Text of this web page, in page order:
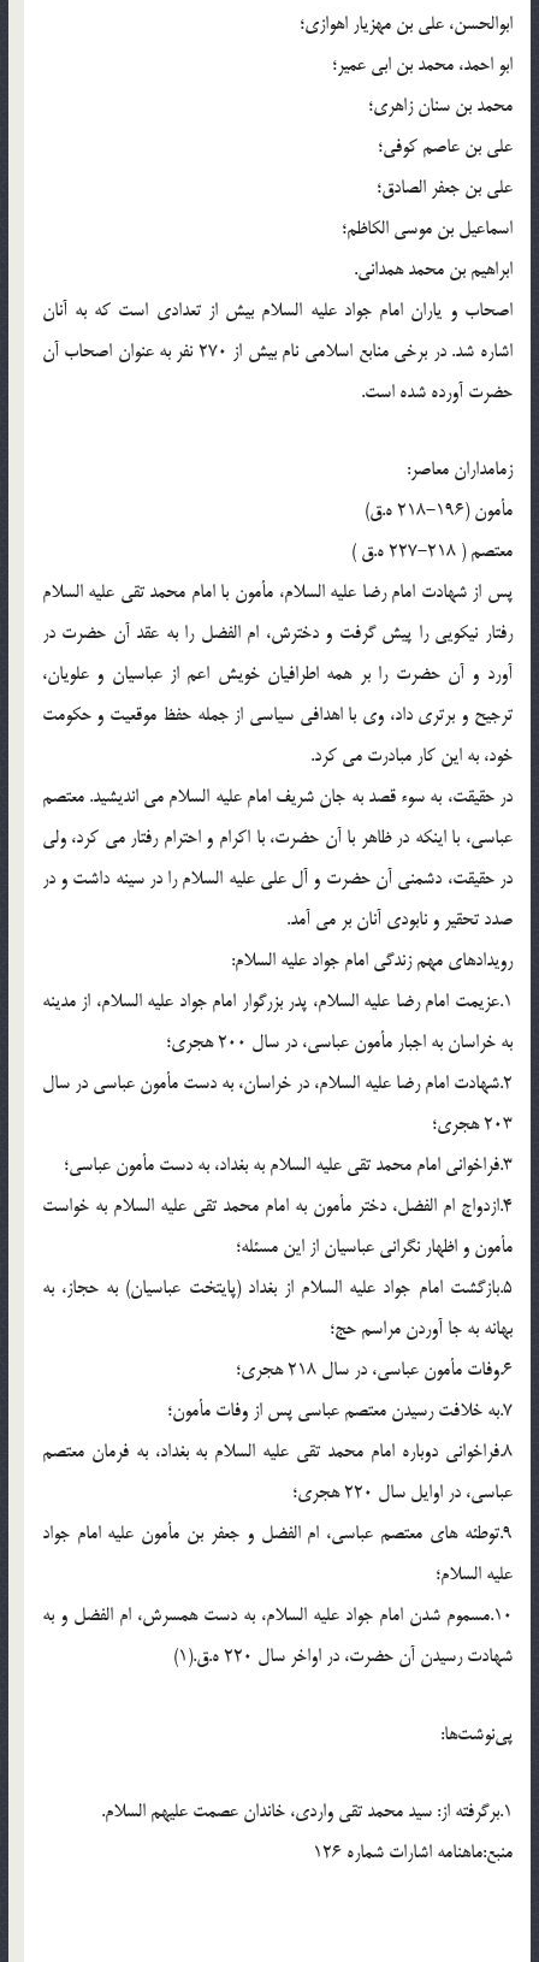
ابوالحسن، علی بن مهزیار اهوازی؛
ابو احمد، محمد بن ابی عمیر؛
محمد بن سنان زاهری؛
علی بن عاصم کوفی؛
علی بن جعفر الصادق؛
اسماعیل بن موسی الکاظم؛
ابراهیم بن محمد همدانی.
اصحاب و یاران امام جواد علیه السلام بیش از تعدادی است که به آنان
اشاره شد. در برخی منابع اسلامی نام بیش از 270 نفر به عنوان اصحاب آن
حضرت آورده شده است.
زمامداران معاصر:
مأمون (196-218 ه.ق)
معتصم ( 218-227 ه.ق )
پس از شهادت امام رضا علیه السلام، مأمون با امام محمد تقی علیه السلام
رفتار نیکویی را پیش گرفت و دخترش، ام الفضل را به عقد آن حضرت در
آورد و آن حضرت را بر همه اطرافیان خویش اعم از عباسیان و علویان،
ترجیح و برتری داد، وی با اهدافی سیاسی از جمله حفظ موقعیت و حکومت
خود، به این کار مبادرت می کرد.
در حقیقت، به سوء قصد به جان شریف امام علیه السلام می اندیشید. معتصم
عباسی، با اینکه در ظاهر با آن حضرت، با اکرام و احترام رفتار می کرد، ولی
در حقیقت، دشمنی آن حضرت و آل علی علیه السلام را در سینه داشت و در
صدد تحقیر و نابودی آنان بر می آمد.
رویدادهای مهم زندگی امام جواد علیه السلام:
1.عزیمت امام رضا علیه السلام، پدر بزرگوار امام جواد علیه السلام، از مدینه
به خراسان به اجبار مأمون عباسی، در سال 200 هجری؛
2.شهادت امام رضا علیه السلام، در خراسان، به دست مأمون عباسی در سال
203 هجری؛
3.فراخوانی امام محمد تقی علیه السلام به بغداد، به دست مأمون عباسی؛
4.ازدواج ام الفضل، دختر مأمون به امام محمد تقی علیه السلام به خواست
مأمون و اظهار نگرانی عباسیان از این مسئله؛
5.بازگشت امام جواد علیه السلام از بغداد (پایتخت عباسیان) به حجاز، به
بهانه به جا آوردن مراسم حج؛
6.وفات مأمون عباسی، در سال 218 هجری؛
7.به خلافت رسیدن معتصم عباسی پس از وفات مأمون؛
8.فراخوانی دوباره امام محمد تقی علیه السلام به بغداد، به فرمان معتصم
عباسی، در اوایل سال 220 هجری؛
9.توطئه های معتصم عباسی، ام الفضل و جعفر بن مأمون علیه امام جواد
علیه السلام؛
10.مسموم شدن امام جواد علیه السلام، به دست همسرش، ام الفضل و به
شهادت رسیدن آن حضرت، در اواخر سال 220 ه.ق.(1)
پی‌نوشت‌ها:
1.برگرفته از: سید محمد تقی واردی، خاندان عصمت علیهم السلام.
منبع:ماهنامه اشارات شماره 126